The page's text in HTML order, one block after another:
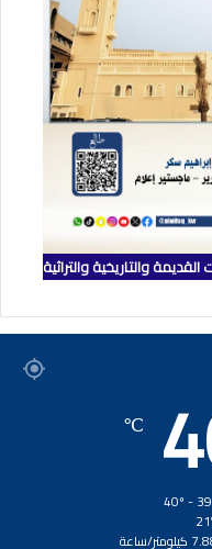
والتاريخية والتراثية
℃
ساعة